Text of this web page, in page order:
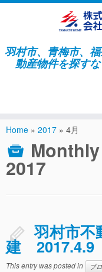
羽村市、青梅市、
動産物件を探す
Home » 2017 » 4月
2017
羽村市
建 2017.4.9
This entry was posted in ブ